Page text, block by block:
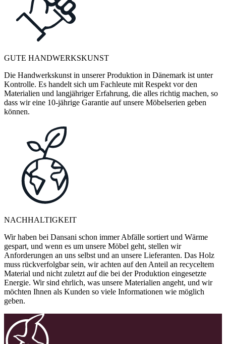
GUTE HANDWERKSKUNST
Die Handwerkskunst in unserer Produktion in Dänemark ist unter
Kontrolle. Es handelt sich um Fachleute mit Respekt vor den
Materialien und langjähriger Erfahrung, die alles richtig machen, so
dass wir eine 10-jährige Garantie auf unsere Möbelserien geben
können.
NACHHALTIGKEIT
Wir haben bei Dansani schon immer Abfälle sortiert und Wärme
gespart, und wenn es um unsere Möbel geht, stellen wir
Anforderungen an uns selbst und an unsere Lieferanten. Das Holz
muss rückverfolgbar sein, wir achten auf den Anteil an recyceltem
Material und nicht zuletzt auf die bei der Produktion eingesetzte
Energie. Wir sind ehrlich, was unsere Materialien angeht, und wir
möchten Ihnen als Kunden so viele Informationen wie möglich
geben.